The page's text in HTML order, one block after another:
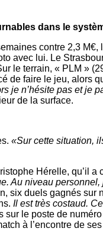
dans le
contre 2,3
avec lui. Le
le terrain, « PLM »
de faire le jeu, alors
je n’hésite pas et
de la surface.
«Sur cette situation,
Hérelle, qu’il
Au niveau
six duels gagnés
Il est très costaud.
sur le poste de numéro
à l’encontre de